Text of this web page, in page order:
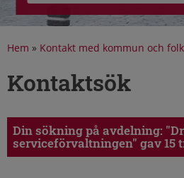
Hem » Kontakt med kommun och
Kontaktsök
Din sökning på avdelning:
serviceförvaltningen" gav 15